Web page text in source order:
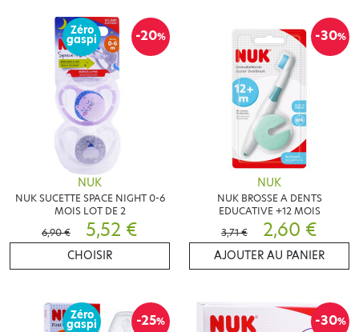
-20%
Zéro
gaspi
NUK
NUK SUCETTE SPACE NIGHT 0-6
MOIS LOT DE 2
6,90 €
5,52 €
CHOISIR
-30%
NUK
NUK BROSSE A DENTS
EDUCATIVE +12 MOIS
3,71 €
2,60 €
AJOUTER AU PANIER
-25%
Zéro
gaspi -30%